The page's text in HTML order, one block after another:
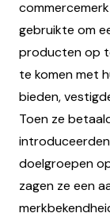
gebruikte om
producten op
te komen met
bieden,
Toen ze
doelgroepen
zagen ze een